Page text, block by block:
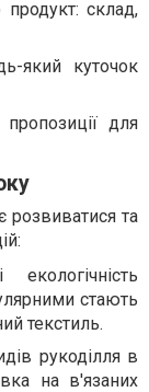
склад,
який куточок
для
розвиватися та
стають
текстиль.
рукоділля в
на в'язаних